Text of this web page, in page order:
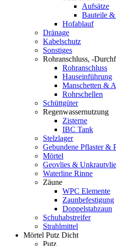
Aufsätze
Bauteile
Hofablauf
Dränage
Kabelschutz
Sonstiges
Rohranschluss, -
Rohranschluss
Hauseinführung
Manschetten &
Rohrschellen
Schüttgüter
Regenwassernutzung
Zisterne
IBC Tank
Stelzlager
Gebundene Pflaster &
Mörtel
Geovlies &
Waterline Rinne
Zäune
WPC Elemente
Zaunbefestigung
Doppelstabzaun
Schuhabstreifer
Strahlmittel
Mörtel Putz Dicht
Putz